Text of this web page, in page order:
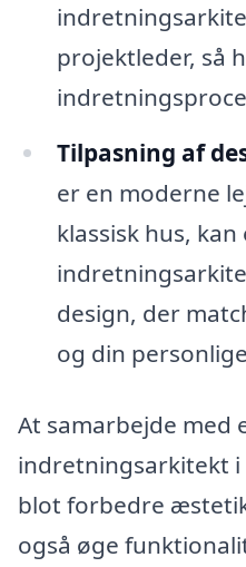
projektleder, så
Tilpasning af
er en moderne
klassisk hus, kan
design, der
og din
At samarbejde med
indretningsarkitekt i
blot forbedre
også øge